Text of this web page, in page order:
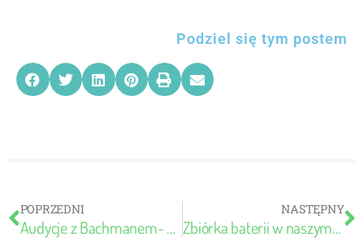
Podziel się tym postem
POPRZEDNI
Audycje z Bachmanem- maj
NASTĘPNY
Zbiórka baterii w naszym Przedszkolu